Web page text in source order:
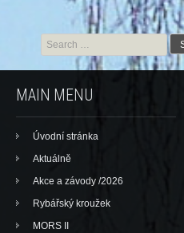
Search for:
MAIN MENU
Úvodní stránka
Aktuálně
Akce a závody /2026
Rybářský kroužek
MORS II